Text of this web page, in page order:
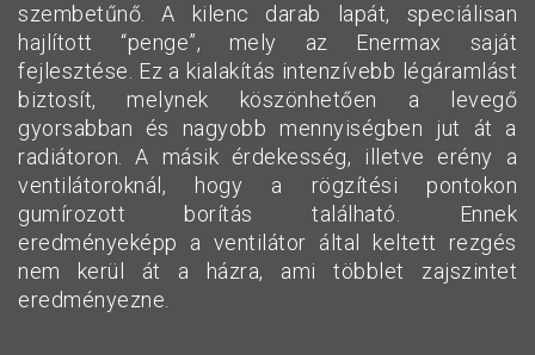
szembetűnő. A kilenc darab lapát, speciálisan
hajlított “penge”, mely az Enermax saját
fejlesztése. Ez a kialakítás intenzívebb légáramlást
biztosít, melynek köszönhetően a levegő
gyorsabban és nagyobb mennyiségben jut át a
radiátoron. A másik érdekesség, illetve erény a
ventilátoroknál, hogy a rögzítési pontokon
gumírozott borítás található. Ennek
eredményeképp a ventilátor által keltett rezgés
nem kerül át a házra, ami többlet zajszintet
eredményezne.